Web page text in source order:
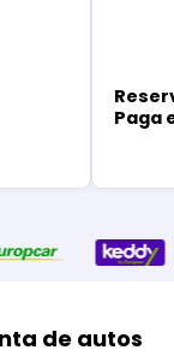
Paga
de autos